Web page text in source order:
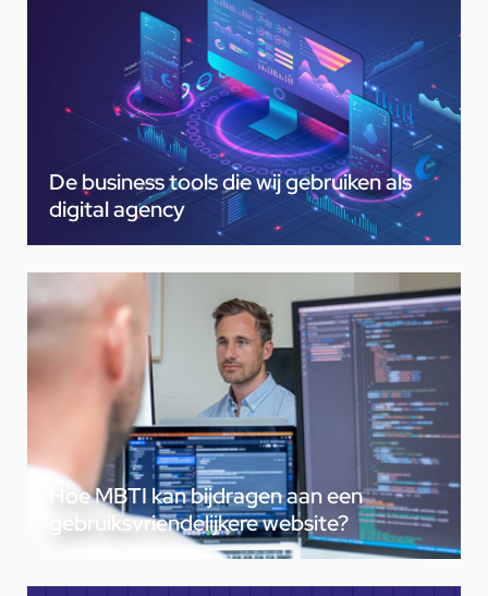
De business tools die wij gebruiken als
digital agency
Hoe MBTI kan bijdragen aan een
gebruiksvriendelijkere website?